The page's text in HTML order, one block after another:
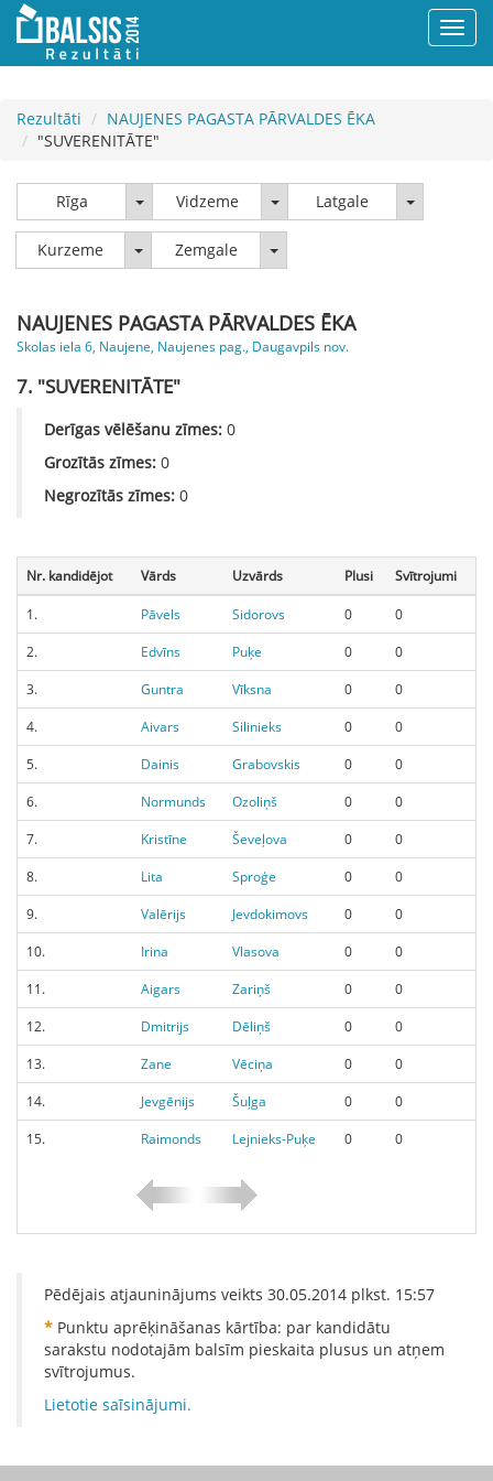
Rezultāti
NAUJENES PAGASTA PĀRVALDES ĒKA
"SUVERENITĀTE"
Rīga Rīga Vidzeme VidzemeLatgale Latgale
Kurzeme KurzemeZemgale Zemgale
NAUJENES PAGASTA PĀRVALDES ĒKA
Skolas iela 6, Naujene, Naujenes pag., Daugavpils nov.
7. "SUVERENITĀTE"
Derīgas vēlēšanu zīmes: 0
Grozītās zīmes: 0
Negrozītās zīmes: 0
Nr. kandidējot Vārds Uzvārds Plusi Svītrojumi
1. Pāvels Sidorovs 0
0
2.
Edvīns Puķe 0
0
3.
Guntra Vīksna 0
0
4.
Aivars Silinieks 0
0
5.
Dainis Grabovskis 0
0
6.
Normunds Ozoliņš 0
0
7.
Kristīne Ševeļova 0
0
8.
Lita Sproģe 0
0
9.
Valērijs Jevdokimovs 0
0
10.
Irina Vlasova 0
0
11.
Aigars Zariņš 0
0
12.
Dmitrijs Dēliņš 0
0
13.
Zane Vēciņa 0
0
14.
Jevgēnijs Šuļga 0
0
15.
Raimonds Lejnieks-Puķe 0 0
Pēdējais atjauninājums veikts 30.05.2014 plkst. 15:57
* Punktu aprēķināšanas kārtība: par kandidātu
sarakstu nodotajām balsīm pieskaita plusus un atņem
svītrojumus.
Lietotie saīsinājumi.